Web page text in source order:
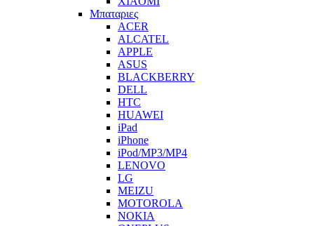
Μπαταριες
ACER
ALCATEL
APPLE
ASUS
BLACKBERRY
DELL
HTC
HUAWEI
iPad
iPhone
iPod/MP3/MP4
LENOVO
LG
MEIZU
MOTOROLA
NOKIA